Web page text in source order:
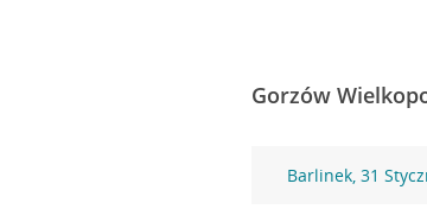
Gorzów
Barlinek, 31